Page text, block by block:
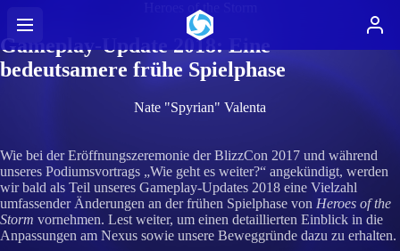
Heroes of the Storm
Gameplay-Update 2018: Eine
bedeutsamere frühe Spielphase
Nate "Spyrian" Valenta
Wie bei der Eröffnungszeremonie der BlizzCon 2017 und während
unseres Podiumsvortrags „Wie geht es weiter?“ angekündigt, werden
wir bald als Teil unseres Gameplay-Updates 2018 eine Vielzahl
umfassender Änderungen an der frühen Spielphase von Heroes of the
Storm vornehmen. Lest weiter, um einen detaillierten Einblick in die
Anpassungen am Nexus sowie unsere Beweggründe dazu zu erhalten.